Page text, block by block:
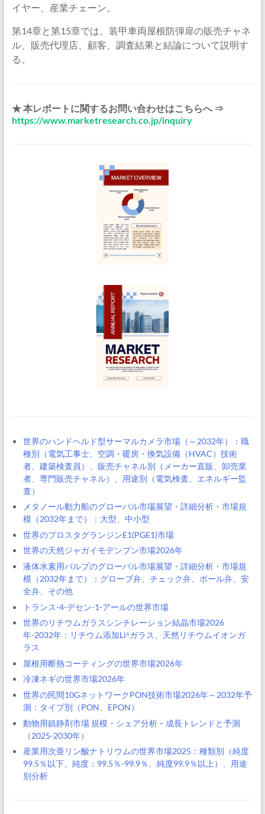
イヤー、産業チェーン。
第14章と第15章では、装甲車両屋根防弾扉の販売チャネ
ル、販売代理店、顧客、調査結果と結論について説明す
る。
★ 本レポートに関するお問い合わせはこちらへ ⇒
https://www.marketresearch.co.jp/inquiry
世界のハンドヘルド型サーマルカメラ市場（～2032年）：職
種別（電気工事士、空調・暖房・換気設備（HVAC）技術
者、建築検査員）、販売チャネル別（メーカー直販、卸売業
者、専門販売チャネル）、用途別（電気検査、エネルギー監
査）
メタノール動力船のグローバル市場展望・詳細分析・市場規
模（2032年まで）：大型、中小型
世界のプロスタグランジンE1(PGE1)市場
世界の天然ジャガイモデンプン市場2026年
液体水素用バルブのグローバル市場展望・詳細分析・市場規
模（2032年まで）：グローブ弁、チェック弁、ボール弁、安
全弁、その他
トランス-4-デセン-1-アールの世界市場
世界のリチウムガラスシンチレーション結晶市場2026
年-2032年：リチウム添加Li⁶ガラス、天然リチウムイオンガ
ラス
屋根用断熱コーティングの世界市場2026年
冷凍ネギの世界市場2026年
世界の民間10GネットワークPON技術市場2026年～2032年予
測：タイプ別（PON、EPON）
動物用鎮静剤市場 規模・シェア分析 – 成長トレンドと予測
（2025-2030年）
産業用次亜リン酸ナトリウムの世界市場2025：種類別（純度
99.5％以下、純度：99.5％-99.9％、純度99.9％以上）、用途
別分析